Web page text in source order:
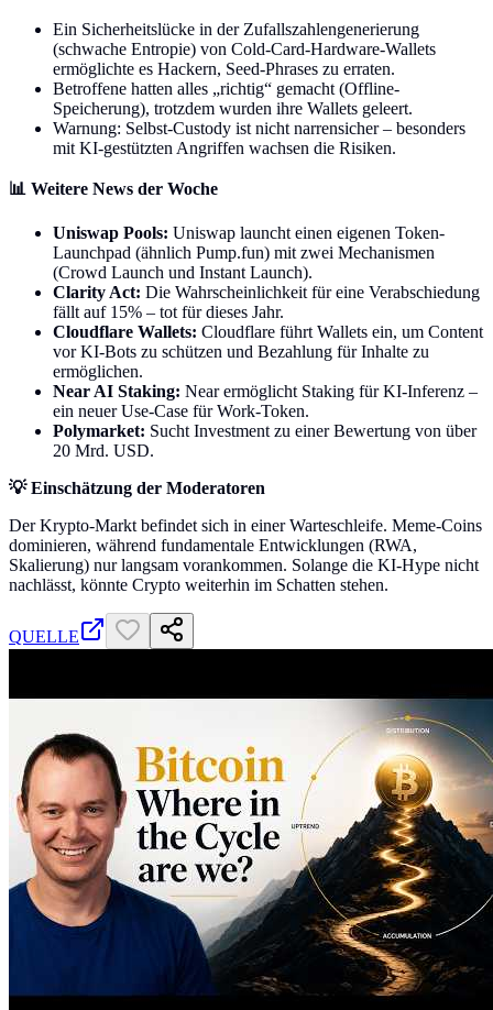
Ein Sicherheitslücke in der Zufallszahlengenerierung
(schwache Entropie) von Cold-Card-Hardware-Wallets
ermöglichte es Hackern, Seed-Phrases zu erraten.
Betroffene hatten alles „richtig“ gemacht (Offline-
Speicherung), trotzdem wurden ihre Wallets geleert.
Warnung: Selbst-Custody ist nicht narrensicher – besonders
mit KI-gestützten Angriffen wachsen die Risiken.
📊 Weitere News der Woche
Uniswap Pools: Uniswap launcht einen eigenen Token-
Launchpad (ähnlich Pump.fun) mit zwei Mechanismen
(Crowd Launch und Instant Launch).
Clarity Act: Die Wahrscheinlichkeit für eine Verabschiedung
fällt auf 15% – tot für dieses Jahr.
Cloudflare Wallets: Cloudflare führt Wallets ein, um Content
vor KI-Bots zu schützen und Bezahlung für Inhalte zu
ermöglichen.
Near AI Staking: Near ermöglicht Staking für KI-Inferenz –
ein neuer Use-Case für Work-Token.
Polymarket: Sucht Investment zu einer Bewertung von über
20 Mrd. USD.
💡 Einschätzung der Moderatoren
Der Krypto-Markt befindet sich in einer Warteschleife. Meme-Coins
dominieren, während fundamentale Entwicklungen (RWA,
Skalierung) nur langsam vorankommen. Solange die KI-Hype nicht
nachlässt, könnte Crypto weiterhin im Schatten stehen.
QUELLE